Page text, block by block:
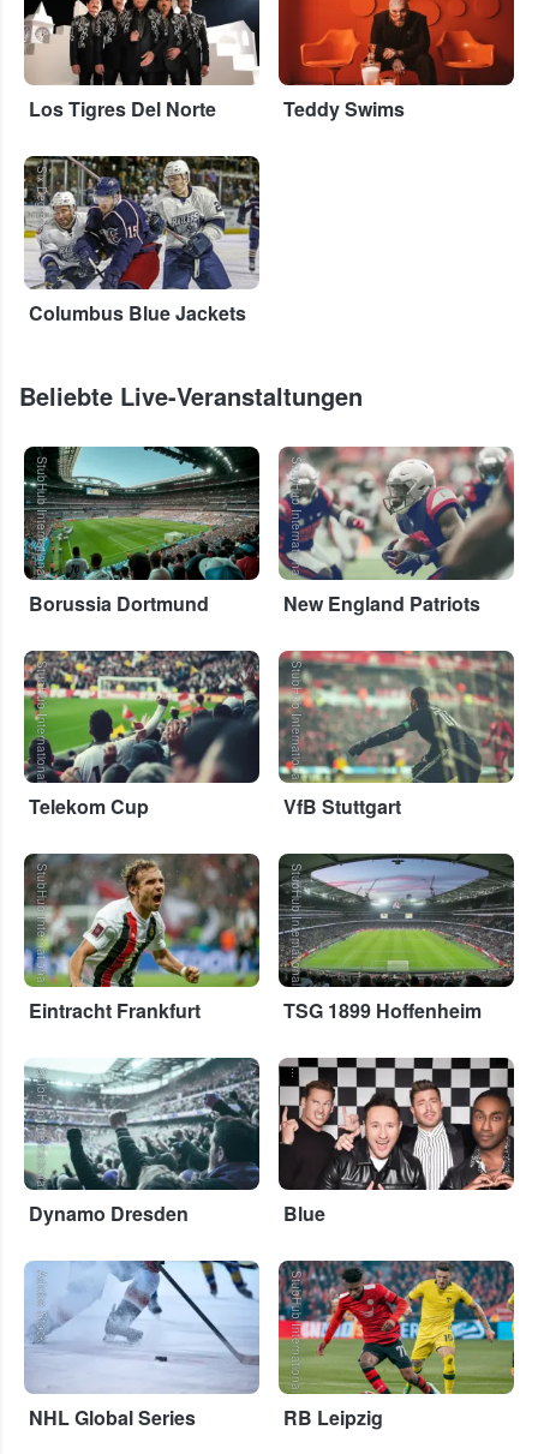
Los Tigres Del Norte Teddy Swims
Six Degrees
Columbus Blue Jackets
Beliebte Live-Veranstaltungen
StubHub International
Borussia Dortmund
StubHub International
New England Patriots
StubHub International
Telekom Cup
StubHub International
VfB Stuttgart
StubHub International
Eintracht Frankfurt
StubHub International
TSG 1899 Hoffenheim
StubHub International
Dynamo Dresden
...
Blue
Adobe Stock
NHL Global Series
StubHub International
RB Leipzig